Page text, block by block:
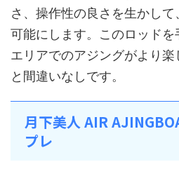
さ、操作性の良さを生かし
可能にします。このロッド
エリアでのアジングがより楽
と間違いなしです。
月下美人 AIR
プレ